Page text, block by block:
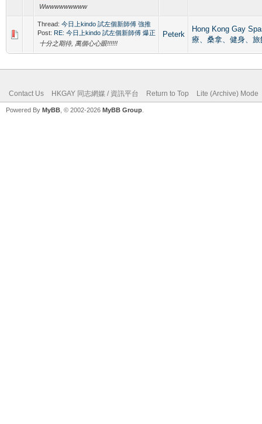
Wwwwwwwwww
Thread: 今日上kindo 試左個新師傅 強推
Post: RE: 今日上kindo 試左個新師傅 爆正
十分之期待, 萬個心心眼!!!!!!
Peterk
Hong Kong Gay
療、桑拿、健身、
Contact Us HKGAY 同志網媒 / 資訊平台 Return to Top Lite (Archive) Mode
Powered By MyBB , © 2002-2026 MyBB Group